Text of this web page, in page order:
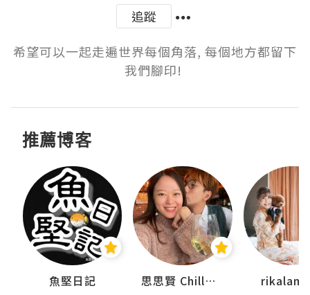
追蹤
希望可以一起走遍世界每個角落, 每個地方都留下
我們腳印!
推薦博客
魚堅日記 思思賢 ChillMyBabe